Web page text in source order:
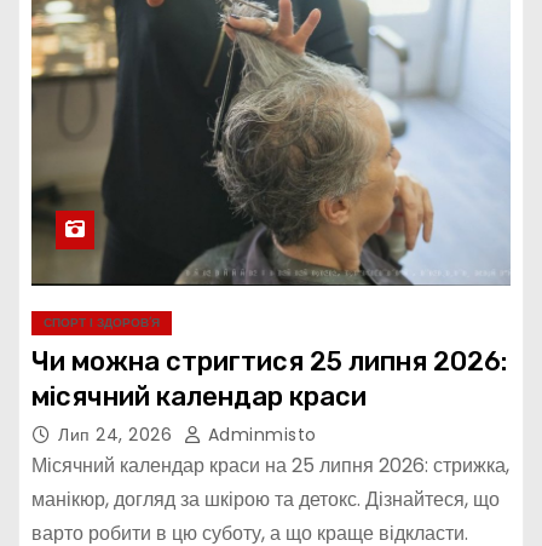
СПОРТ І ЗДОРОВ’Я
Чи можна стригтися 25 липня 2026:
місячний календар краси
Лип 24, 2026 Adminmisto
Місячний календар краси на 25 липня 2026: стрижка,
манікюр, догляд за шкірою та детокс. Дізнайтеся, що
варто робити в цю суботу, а що краще відкласти.